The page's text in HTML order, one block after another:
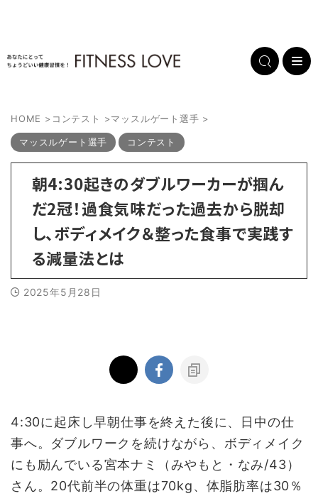
HOME > コンテスト >マッスルゲート選手 >
マッスルゲート選手 コンテスト
朝4:30起きのダブルワーカーが掴ん
だ2冠！過食気味だった過去から脱却
し、ボディメイク＆整った食事で実践す
る減量法とは
2025年5月28日
4:30に起床し早朝仕事を終えた後に、日中の仕
事へ。ダブルワークを続けながら、ボディメイク
にも励んでいる宮本ナミ（みやもと・なみ/43）
さん。20代前半の体重は70kg、体脂肪率は30％